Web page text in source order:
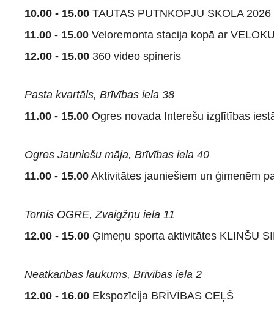
10.00 - 15.00 TAUTAS PUTNKOPJU SKOLA
11.00 - 15.00 Veloremonta stacija kopā ar
12.00 - 15.00 360 video spineris
Pasta kvartāls, Brīvības iela 38
11.00 - 15.00 Ogres novada Interešu izglītības
Ogres Jauniešu māja, Brīvības iela 40
11.00 - 15.00 Aktivitātes jauniešiem un ģimenēm
Tornis OGRE, Zvaigžņu iela 11
12.00 - 15.00 Ģimeņu sporta aktivitātes KLINŠU
Neatkarības laukums, Brīvības iela 2
12.00 - 16.00 Ekspozīcija BRĪVĪBAS CEĻŠ